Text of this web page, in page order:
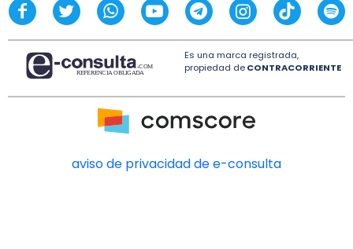
Es una marca registrada,
propiedad deCONTRACORRIENTE
aviso de privacidad de e-consulta